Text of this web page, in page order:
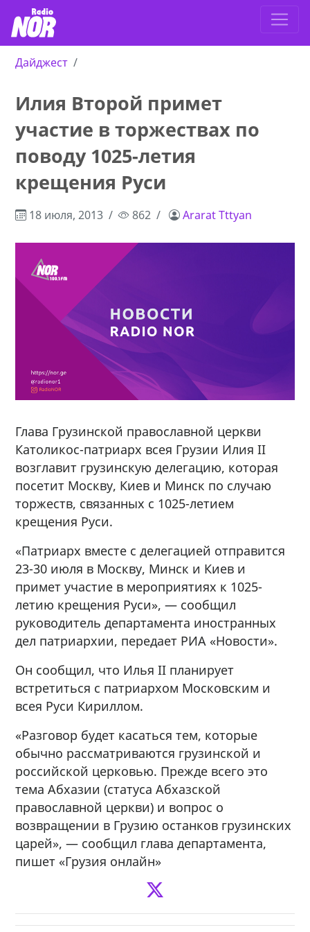
Дайджест
Илия Второй примет
участие в торжествах по
поводу 1025-летия
крещения Руси
18 июля, 2013 862 Ararat Tttyan
Глава Грузинской православной церкви
Католикос-патриарх всея Грузии Илия II
возглавит грузинскую делегацию, которая
посетит Москву, Киев и Минск по случаю
торжеств, связанных с 1025-летием
крещения Руси.
«Патриарх вместе с делегацией отправится
23-30 июля в Москву, Минск и Киев и
примет участие в мероприятиях к 1025-
летию крещения Руси», — сообщил
руководитель департамента иностранных
дел патриархии, передает РИА «Новости».
Он сообщил, что Илья II планирует
встретиться с патриархом Московским и
всея Руси Кириллом.
«Разговор будет касаться тем, которые
обычно рассматриваются грузинской и
российской церковью. Прежде всего это
тема Абхазии (статуса Абхазской
православной церкви) и вопрос о
возвращении в Грузию останков грузинских
царей», — сообщил глава департамента,
пишет «Грузия онлайн»